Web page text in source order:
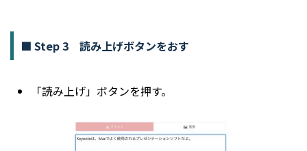
■ Step 3 読み上げボタンをおす
「読み上げ」ボタンを押す。